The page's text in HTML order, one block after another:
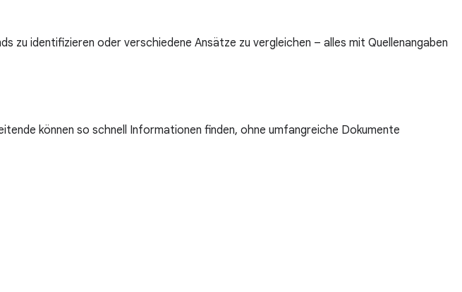
zu identifizieren oder verschiedene Ansätze zu vergleichen – alles mit Quellenangaben
können so schnell Informationen finden, ohne umfangreiche Dokumente